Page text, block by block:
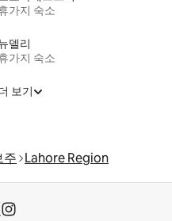
가지 숙소
델리
가지 숙소
보기
주 Lahore Region